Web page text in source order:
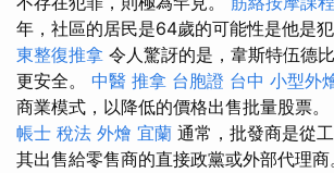
年，社區的居民是64歲的可能性是他是
東整復推拿 令人驚訝的是，韋斯特伍德
更安全。 中醫 推拿 台胞證 台中 小型外
商業模式，以降低的價格出售批量股票。
帳士 稅法 外燴 宜蘭 通常，批發商是從
其出售給零售商的直接政黨或外部代理